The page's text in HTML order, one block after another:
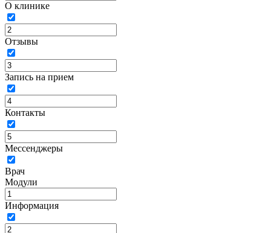
О клинике
Отзывы
Запись на прием
Контакты
Мессенджеры
Врач
Модули
Информация